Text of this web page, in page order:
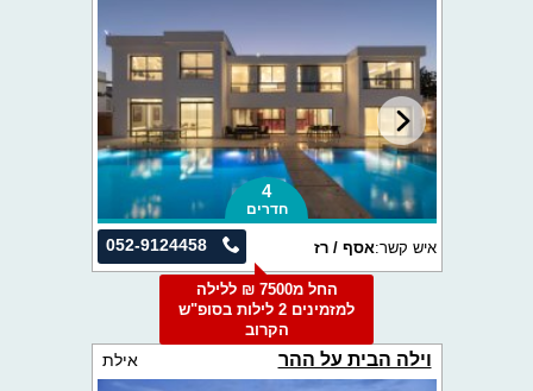
4
חדרים
052-9124458 איש קשר:אסף / רז
החל מ7500 ₪ ללילה
למזמינים 2 לילות בסופ"ש
הקרוב
וילה הבית על ההר אילת